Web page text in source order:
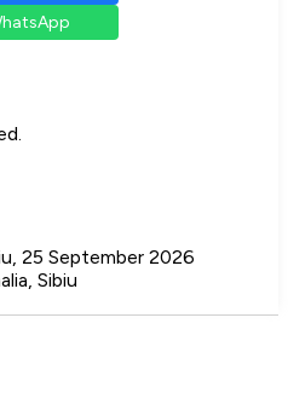
25 September 2026
Sibiu